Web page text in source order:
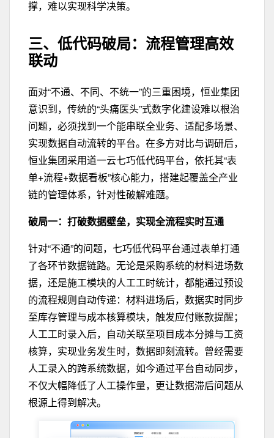
撑，难以实现科学决策。
三、低代码破局： 流程管理高效
联动
面对“不通、不同、不统一”的三重困境，恒业集团
意识到，传统的“头痛医头”式数字化建设难以根治
问题，必须找到一个能串联全业务、适配多场景、
实现数据自动流转的平台。在多方对比与调研后，
恒业集团采用道一云七巧低代码平台，依托其“表
单+流程+数据看板”核心能力，搭建起覆盖全产业
链的管理体系，针对性破解难题。
破局一：打破数据壁垒，实现全流程实时互通
针对“不通”的问题，七巧低代码平台通过表单打通
了各环节数据链路。无论是采购系统的材料进场数
据，还是施工模块的人工工时统计，都能通过预设
的流程规则自动传递：材料进场后，数据实时同步
至库存管理与成本核算模块，触发应付账款提醒；
人工工时录入后，自动关联至项目成本分摊与工资
核算，实现业务发生时，数据即刻流转。曾经需要
人工录入的跨系统数据，如今通过平台自动同步，
不仅大幅降低了人工操作量，更让数据滞后问题从
根源上得到解决。